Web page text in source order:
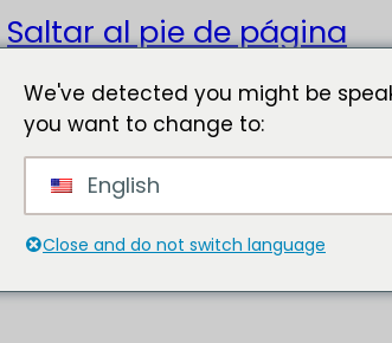
Saltar al pie de página
We've detected you might be
you want to change to:
English
Close and do not switch language